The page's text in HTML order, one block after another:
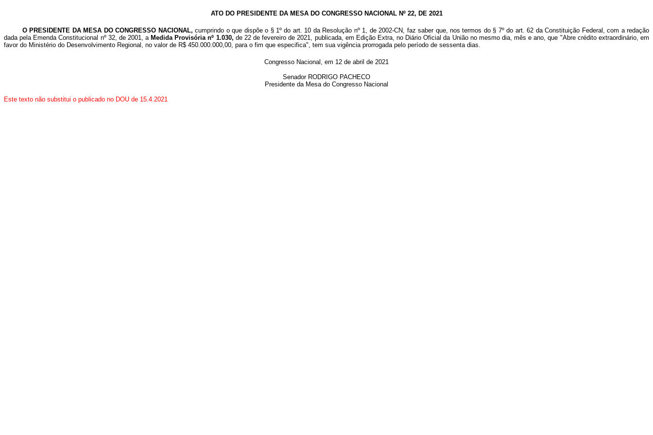
ATO DO PRESIDENTE DA MESA DO CONGRESSO NACIONAL Nº 22, DE 2021
O PRESIDENTE DA MESA DO CONGRESSO NACIONAL,cumprindo o que dispõe o § 1º do art. 10 da Resolução nº 1, de 2002-CN, faz saber que, nos termos do § 7º do art. 62 da Constituição Federal, com a redação
dada pela Emenda Constitucional nº 32, de 2001, a Medida Provisória nº 1.030, de 22 de fevereiro de 2021, publicada, em Edição Extra, no Diário Oficial da União no mesmo dia, mês e ano, que "Abre crédito extraordinário, em
favor do Ministério do Desenvolvimento Regional, no valor de R$ 450.000.000,00, para o fim que especifica", tem sua vigência prorrogada pelo período de sessenta dias.
Congresso Nacional, em 12 de abril de 2021
Senador RODRIGO PACHECO
Presidente da Mesa do Congresso Nacional
Este texto não substitui o publicado no DOU de 15.4.2021